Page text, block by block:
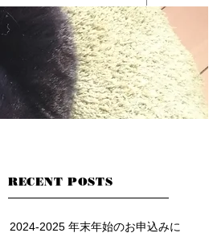
RECENT POSTS
2024-2025 年末年始のお申込みに